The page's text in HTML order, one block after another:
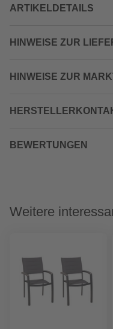
ARTIKELDETAILS
HINWEISE ZUR
HINWEISE ZUR
BEWERTUNGEN
Weitere